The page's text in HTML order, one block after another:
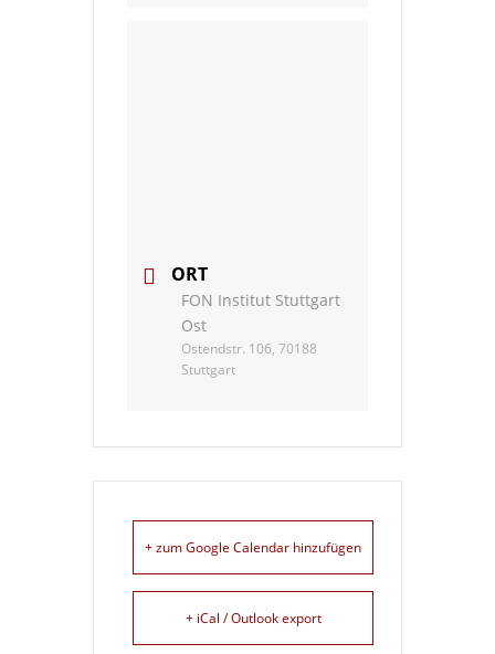
ORT
FON Institut Stuttgart
Ost
Ostendstr. 106, 70188
Stuttgart
+ zum Google Calendar hinzufügen
+ iCal / Outlook export